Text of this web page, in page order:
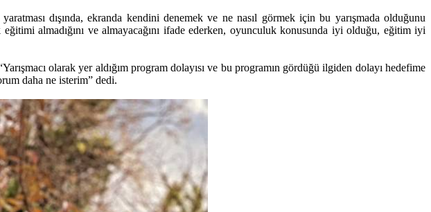
yaratması dışında, ekranda kendini denemek ve ne nasıl görmek için bu yarışmada olduğunu
almadığını ve almayacağını ifade ederken, oyunculuk konusunda iyi olduğu, eğitim iyi
olarak yer aldığım program dolayısı ve bu programın gördüğü ilgiden dolayı hedefime
daha ne isterim” dedi.